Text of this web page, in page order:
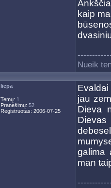
kaip
Nueik
liepa
Temų: 1
Pranešimų: 52
Registruotas: 2006-07-25
jau
Dieva
galima
man